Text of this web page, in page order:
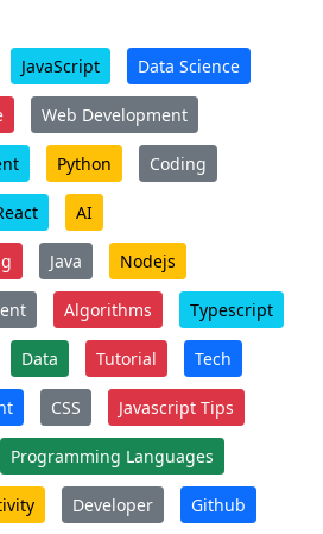
JavaScript Data Science
Web Development
Python Coding
AI
Java Nodejs
Algorithms Typescript
Data Tutorial Tech
CSS Javascript Tips
Programming Languages
Developer Github